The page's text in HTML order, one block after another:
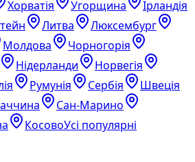
Хорватія Угорщина
Ірландія
Литва
Люксембург
Молдова
Чорногорія
Нідерланди
Норвегія
Румунія Сербія
Швеція
Сан-Марино
КосовоУсі популярні